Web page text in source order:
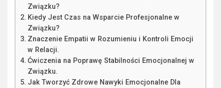
Związku?
Kiedy Jest Czas na Wsparcie Profesjonalne w
Związku?
Znaczenie Empatii w Rozumieniu i Kontroli Emocji
w Relacji.
Ćwiczenia na Poprawę Stabilności Emocjonalnej w
Związku.
Jak Tworzyć Zdrowe Nawyki Emocjonalne Dla